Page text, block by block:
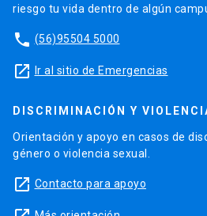
riesgo tu vida dentro de algún
phone (56)95504 5000
launch Ir al sitio de Emergencias
DISCRIMINACIÓN Y
Orientación y apoyo en casos de
género o violencia sexual.
launch Contacto para apoyo